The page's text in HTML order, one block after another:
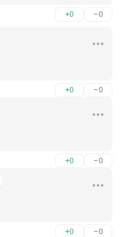
+0 –0
+0 –0
+0 –0
+0 –0